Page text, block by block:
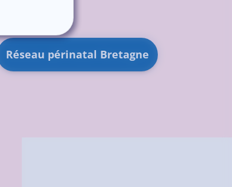
Réseau périnatal Bretagne